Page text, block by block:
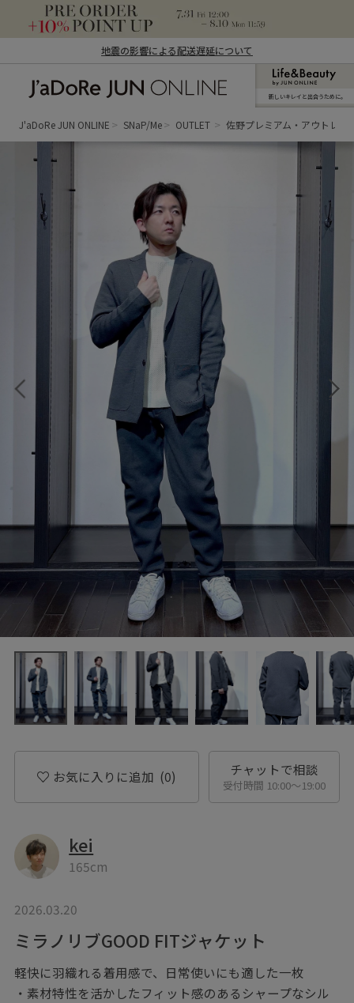
地震の影響による配送遅延について
ン オンライン）
新しいキレイと出合うために。
J'aDoRe JUN ONLINE SNaP/Me OUTLET 佐野プレミアム・アウトレッ
お気に入りに追加 (0) チャットで相談
受付時間 10:00〜19:00
kei
165cm
2026.03.20
ミラノリブGOOD FITジャケット
軽快に羽織れる着用感で、日常使いにも適した一枚
・素材特性を活かしたフィット感のあるシャープなシル